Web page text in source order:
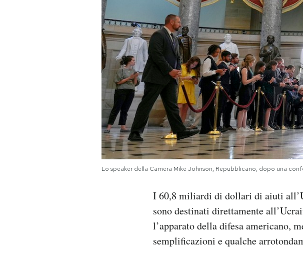
Lo speaker della Camera Mike Johnson, Repubblicano, dopo una
I 60,8 miliardi di dollari di aiuti
sono destinati direttamente
l’apparato della difesa americano,
semplificazioni e qualche